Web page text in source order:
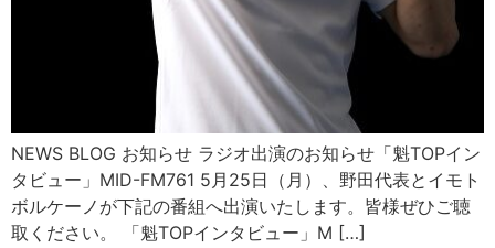
NEWS BLOG お知らせ ラジオ出演のお知らせ「魁TOPイン
タビュー」MID-FM761 5月25日（月）、野田代表とイモト
ボルケーノが下記の番組へ出演いたします。皆様ぜひご聴
取ください。 「魁TOPインタビュー」M […]